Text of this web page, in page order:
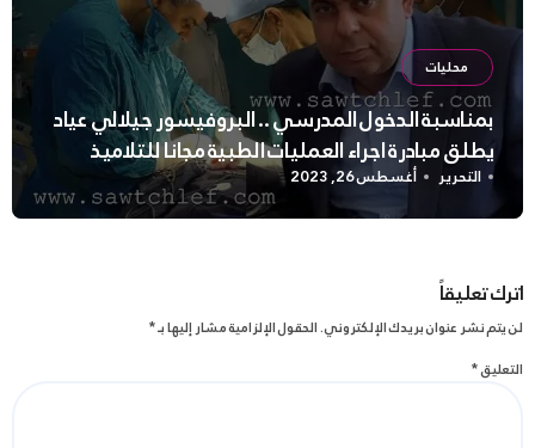
محليات
بمناسبة الدخول المدرسي .. البروفيسور جيلالي عياد
يطلق مبادرة اجراء العمليات الطبية مجانا للتلاميذ
التحرير أغسطس 26, 2023
اترك تعليقاً
لن يتم نشر عنوان بريدك الإلكتروني.الحقول الإلزامية مشار إليها بـ*
التعليق*